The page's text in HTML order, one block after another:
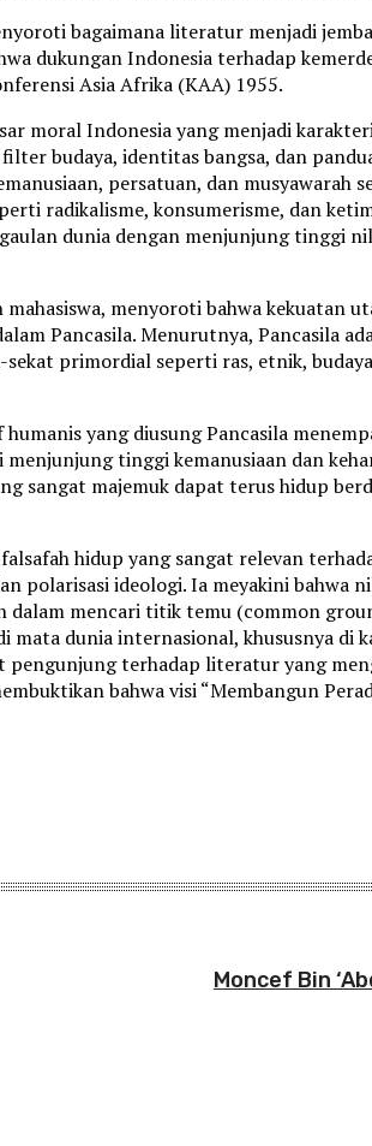
bagaimana literatur menjadi
dukungan Indonesia terhadap
Asia Afrika (KAA) 1955.
moral Indonesia yang menjadi
budaya, identitas bangsa, dan
persatuan, dan musyawarah
radikalisme, konsumerisme, dan
dunia dengan menjunjung tinggi
menyoroti bahwa kekuatan
Pancasila. Menurutnya, Pancasila
primordial seperti ras, etnik,
yang diusung Pancasila
tinggi kemanusiaan dan
sangat majemuk dapat terus hidup
hidup yang sangat relevan
polarisasi ideologi. Ia meyakini bahwa
dalam mencari titik temu (common
mata dunia internasional, khususnya di
terhadap literatur yang
bahwa visi “Membangun
Moncef Bin